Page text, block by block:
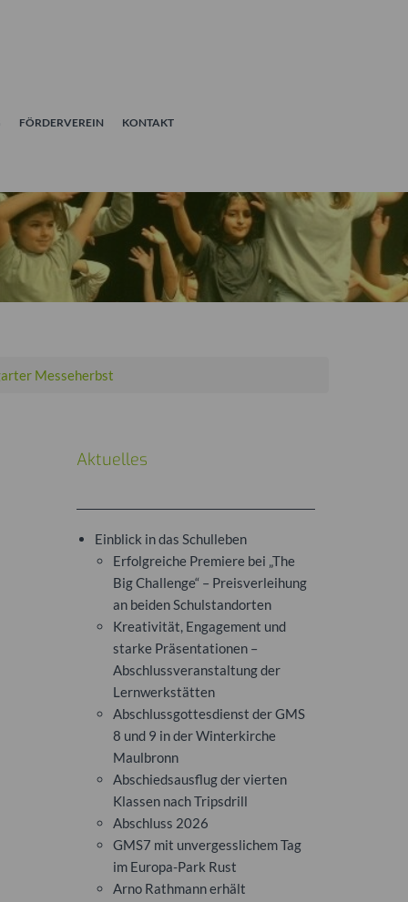
FÖRDERVEREIN KONTAKT
STUTTGARTER
Messeherbst
Aktuelles
Einblick in das Schulleben
Erfolgreiche Premiere bei „The
Big Challenge“ – Preisverleihung
an beiden Schulstandorten
Kreativität, Engagement und
starke Präsentationen –
Abschlussveranstaltung der
Lernwerkstätten
Abschlussgottesdienst der GMS
8 und 9 in der Winterkirche
Maulbronn
Abschiedsausflug der vierten
Klassen nach Tripsdrill
Abschluss 2026
GMS7 mit unvergesslichem Tag
im Europa-Park Rust
Arno Rathmann erhält